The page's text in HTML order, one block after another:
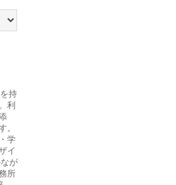
持
利
。
学
イ
が
所